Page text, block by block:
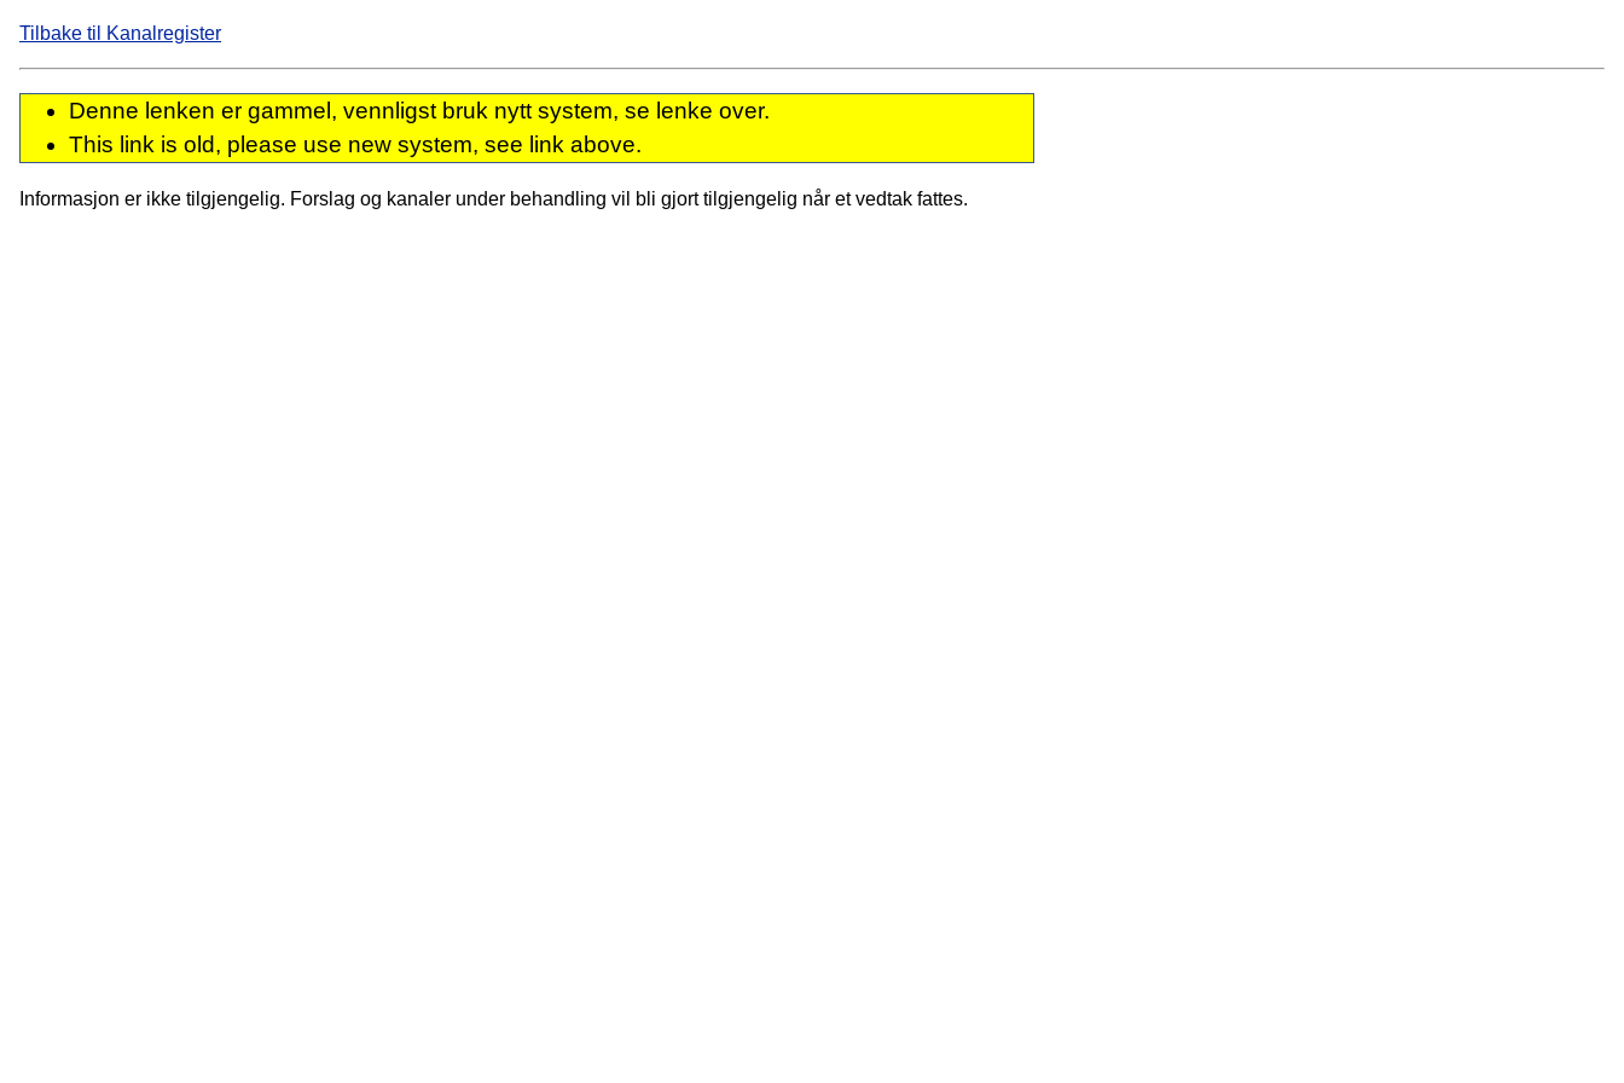
Tilbake til Kanalregister
Denne lenken er gammel, vennligst bruk nytt system, se lenke over.
This link is old, please use new system, see link above.
Informasjon er ikke tilgjengelig. Forslag og kanaler under behandling vil bli gjort tilgjengelig når et vedtak fattes.